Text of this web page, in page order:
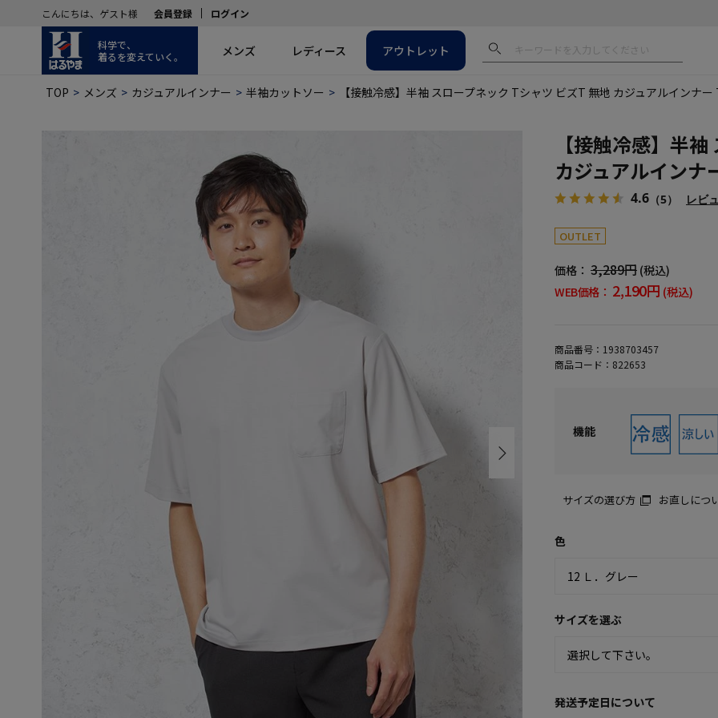
こんにちは、ゲスト様 会員登録 ログイン
科学で、
着るを変えていく。
メンズ レディース アウトレット
TOP メンズ カジュアルインナー 半袖カットソー 【接触冷感】半袖 スロープネック Tシャツ ビズT 無地 カジュアルインナ
【接触冷感】半
カジュアルインナ
4.6 （5） レビ
OUTLET
価格： 3,289円 (税込)
WEB価格： 2,190円 (税込)
商品番号： 1938703457
商品コード： 822653
機能
サイズの選び方 お直しにつ
色
サイズを選ぶ
発送予定日について